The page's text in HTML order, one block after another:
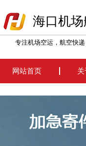
海口机
专注机场空运，航空快
网站首页